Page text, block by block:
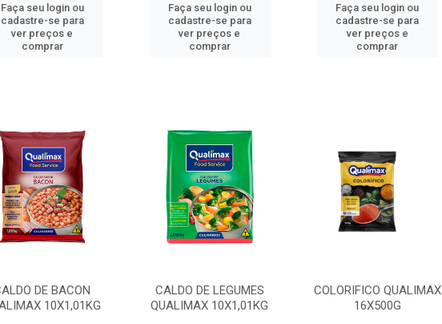
Faça seu login ou
cadastre-se para
ver preços e
comprar
Faça seu login ou
cadastre-se para
ver preços e
comprar
Faça seu login ou
cadastre-se para
ver preços e
comprar
DE BACON
10X1,01KG
CALDO DE LEGUMES
QUALIMAX 10X1,01KG
COLORIFICO QUALIMAX
16X500G